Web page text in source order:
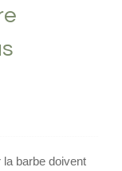
barbe doivent